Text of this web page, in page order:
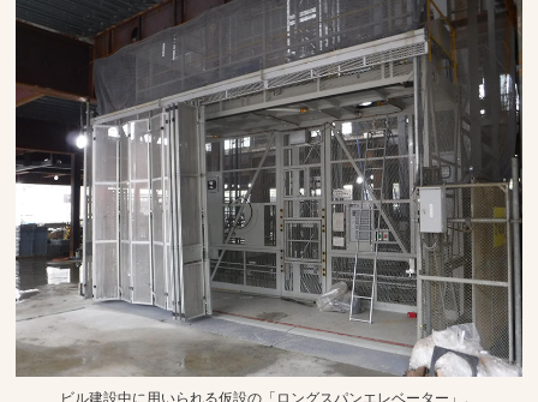
ビル建設中に用いられる仮設の「ロングスパンエレベーター」。